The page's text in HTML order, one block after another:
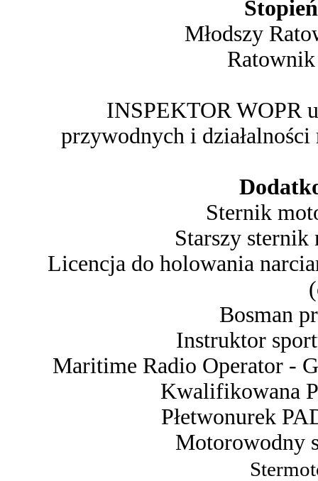
Młodszy
INSPEKTOR WOPR
przywodnych i
Sternik
Starszy
Licencja do holowania
Bosman
Instruktor
Maritime Radio Operator -
Kwalifikowana
Płetwonurek
Motorowodny